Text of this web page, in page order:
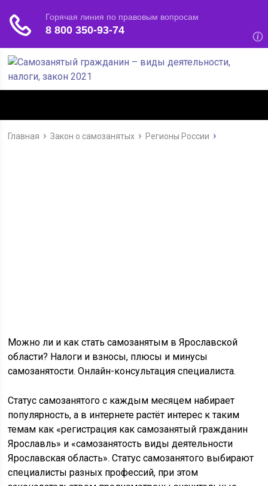
Главная Закон о самозанятых Регионы России
Как зарегистрироваться
Можно ли и как стать самозанятым в Ярославской
области? Налоги и взносы, плюсы и минусы
самозанятости. Онлайн-консультация специалиста.
Статус самозанятого с каждым месяцем набирает
популярность, а в интернете растёт интерес к таким
темам как «регистрация как самозанятый гражданин
Ярославль» и «самозанятость виды деятельности
Ярославская область». Статус самозанятого выбирают
специалисты разных профессий, при этом